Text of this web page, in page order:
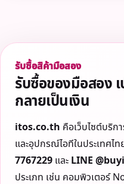
รับซื้อสิค้ามือสอง
รับซื้อของมือสอง เ
กลายเป็นเงิน
itos.co.th คือเว็บไซต์บริก
และอุปกรณ์ไอทีในประเทศไ
7767229 และ LINE
ประเภท เช่น คอมพิวเตอร์